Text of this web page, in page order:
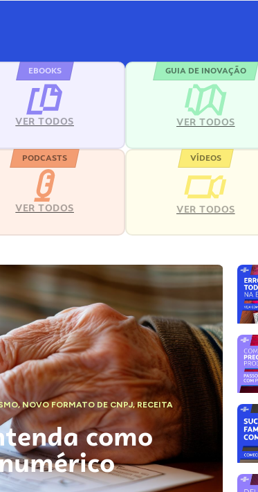
EBOOKS
VER TODOS
GUIA DE INOVAÇÃO
VER TODOS
PODCASTS
VER TODOS
VÍDEOS
VER TODOS
,NOVO FORMATO DE CNPJ,RECEITA
como